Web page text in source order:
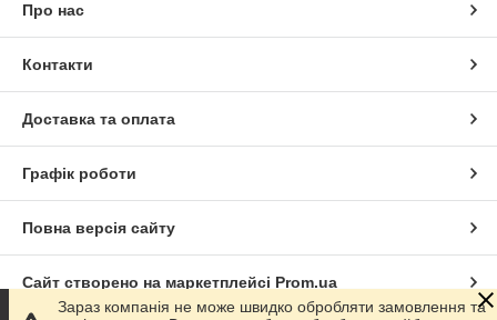
Про нас
Контакти
Доставка та оплата
Графік роботи
Повна версія сайту
Сайт створено на маркетплейсі Prom.ua
Зараз компанія не може швидко обробляти замовлення та